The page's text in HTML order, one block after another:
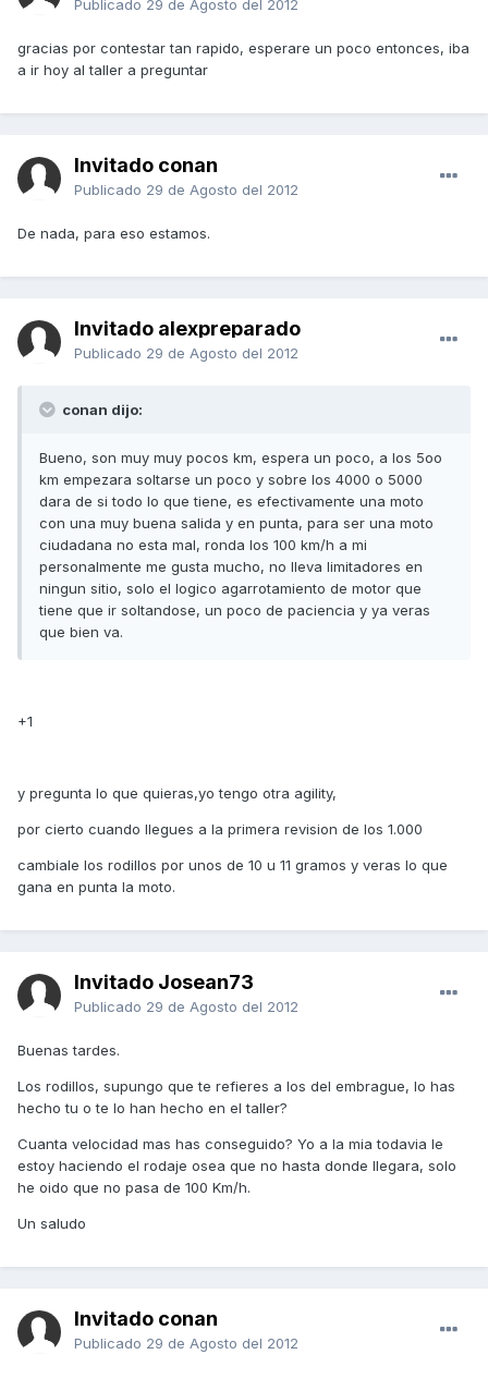
Publicado 29 de Agosto del 2012
gracias por contestar tan rapido, esperare un poco entonces, iba
a ir hoy al taller a preguntar
Invitado conan
Publicado 29 de Agosto del 2012
De nada, para eso estamos.
Invitado alexpreparado
Publicado 29 de Agosto del 2012
conan dijo:
Bueno, son muy muy pocos km, espera un poco, a los 5oo
km empezara soltarse un poco y sobre los 4000 o 5000
dara de si todo lo que tiene, es efectivamente una moto
con una muy buena salida y en punta, para ser una moto
ciudadana no esta mal, ronda los 100 km/h a mi
personalmente me gusta mucho, no lleva limitadores en
ningun sitio, solo el logico agarrotamiento de motor que
tiene que ir soltandose, un poco de paciencia y ya veras
que bien va.
+1
y pregunta lo que quieras,yo tengo otra agility,
por cierto cuando llegues a la primera revision de los 1.000
cambiale los rodillos por unos de 10 u 11 gramos y veras lo que
gana en punta la moto.
Invitado Josean73
Publicado 29 de Agosto del 2012
Buenas tardes.
Los rodillos, supungo que te refieres a los del embrague, lo has
hecho tu o te lo han hecho en el taller?
Cuanta velocidad mas has conseguido? Yo a la mia todavia le
estoy haciendo el rodaje osea que no hasta donde llegara, solo
he oido que no pasa de 100 Km/h.
Un saludo
Invitado conan
Publicado 29 de Agosto del 2012